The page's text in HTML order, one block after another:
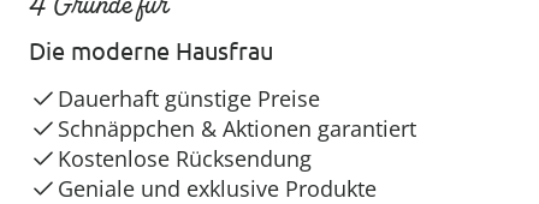
Die moderne Hausfrau
Dauerhaft günstige Preise
Schnäppchen & Aktionen garantiert
Kostenlose Rücksendung
Geniale und exklusive Produkte